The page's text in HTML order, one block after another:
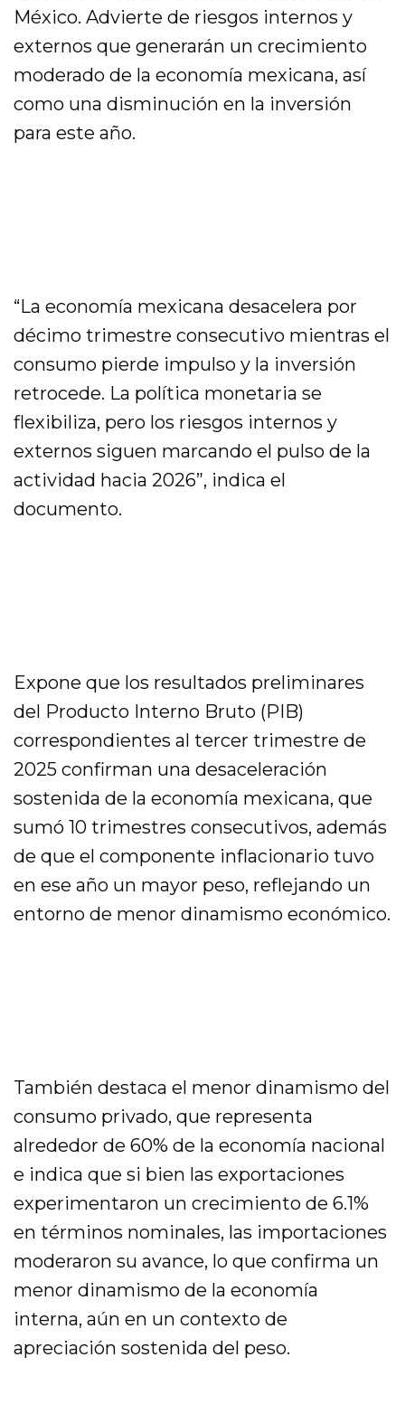
México. Advierte de riesgos internos y
externos que generarán un crecimiento
moderado de la economía mexicana, así
como una disminución en la inversión
para este año.
“La economía mexicana desacelera por
décimo trimestre consecutivo mientras el
consumo pierde impulso y la inversión
retrocede. La política monetaria se
flexibiliza, pero los riesgos internos y
externos siguen marcando el pulso de la
actividad hacia 2026”, indica el
documento.
Expone que los resultados preliminares
del Producto Interno Bruto (PIB)
correspondientes al tercer trimestre de
2025 confirman una desaceleración
sostenida de la economía mexicana, que
sumó 10 trimestres consecutivos, además
de que el componente inflacionario tuvo
en ese año un mayor peso, reflejando un
entorno de menor dinamismo económico.
También destaca el menor dinamismo del
consumo privado, que representa
alrededor de 60% de la economía nacional
e indica que si bien las exportaciones
experimentaron un crecimiento de 6.1%
en términos nominales, las importaciones
moderaron su avance, lo que confirma un
menor dinamismo de la economía
interna, aún en un contexto de
apreciación sostenida del peso.